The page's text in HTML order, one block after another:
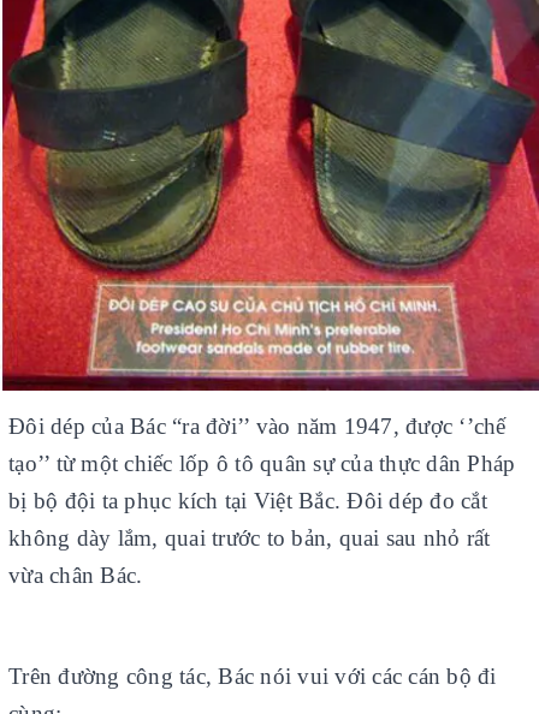
Đôi dép của Bác “ra đời’’ vào năm 1947, được ‘’chế
tạo’’ từ một chiếc lốp ô tô quân sự của thực dân Pháp
bị bộ đội ta phục kích tại Việt Bắc. Đôi dép đo cắt
không dày lắm, quai trước to bản, quai sau nhỏ rất
vừa chân Bác.
Trên đường công tác, Bác nói vui với các cán bộ đi